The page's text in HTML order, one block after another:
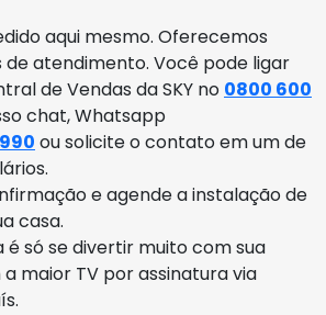
aqui mesmo. Oferecemos
de atendimento. Você pode ligar
de Vendas da SKY no 0800 600
chat, Whatsapp
ou solicite o contato em um de
e agende a instalação de
casa.
é só se divertir muito com sua
maior TV por assinatura via